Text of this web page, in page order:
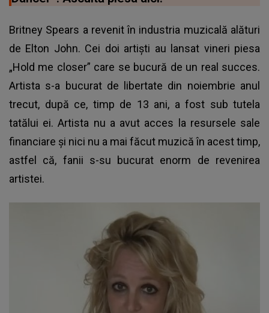
Britney Spears a revenit în industria muzicală alături
de Elton John. Cei doi artiști au lansat vineri piesa
„Hold me closer” care se bucură de un real succes.
Artista s-a bucurat de libertate din noiembrie anul
trecut, după ce, timp de 13 ani, a fost sub tutela
tatălui ei. Artista nu a avut acces la resursele sale
financiare și nici nu a mai făcut muzică în acest timp,
astfel că, fanii s-su bucurat enorm de revenirea
artistei.